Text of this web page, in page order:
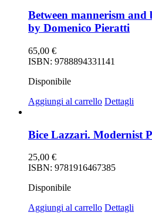
Between mannerism and
by Domenico Pieratti
65,00 €
ISBN: 9788894331141
Disponibile
Aggiungi al carrello Dettagli
Bice Lazzari. Modernist
25,00 €
ISBN: 9781916467385
Disponibile
Aggiungi al carrello Dettagli